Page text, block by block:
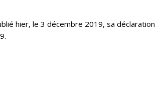
hier, le 3 décembre 2019, sa déclaration